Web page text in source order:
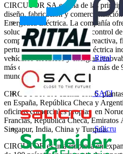
Rittal
SACI
Salicru
CIRCUTOR SA es una de las
diseño, fabricación y
Energética Eléctrica. La compañía
soluciones para la medida y control
compensación de la energía reactiva,
perturbaciones, protección eléctrica
vehículos eléctricos y energías
más de 100 países y emplea a más de
mundo.
CIRCUTOR SA cuenta con 6
en España, República Checa y
oficinas comerciales propias en
Francias, República Checa,
Singapur, India, China y Turquía.
CIRCUTOR es una empresa en